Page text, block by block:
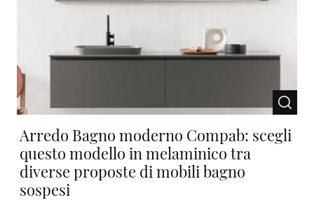
Arredo Bagno moderno Compab: scegli
questo modello in melaminico tra
diverse proposte di mobili bagno
sospesi